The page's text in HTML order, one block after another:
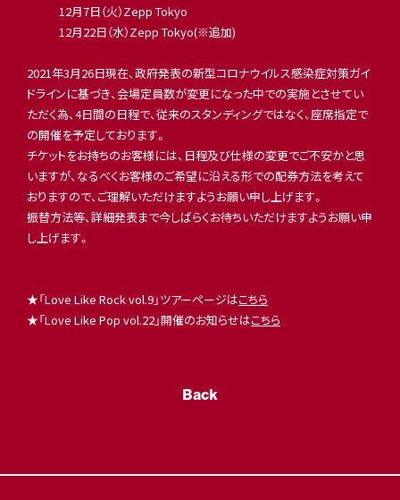
12月7日（火）Zepp Tokyo
12月22日（水）Zepp Tokyo(※追加)
2021年3月26日現在、政府発表の新型コロナウイルス感染症対策ガイ
ドラインに基づき、会場定員数が変更になった中での実施とさせてい
ただく為、4日間の日程で、従来のスタンディングではなく、座席指定で
の開催を予定しております。
チケットをお持ちのお客様には、日程及び仕様の変更でご不安かと思
いますが、なるべくお客様のご希望に沿える形での配券方法を考えて
おりますので、ご理解いただけますようお願い申し上げます。
振替方法等、詳細発表まで今しばらくお待ちいただけますようお願い申
し上げます。
★「Love Like Rock vol.9」ツアーページはこちら
★「Love Like Pop vol.22」開催のお知らせはこちら
Back